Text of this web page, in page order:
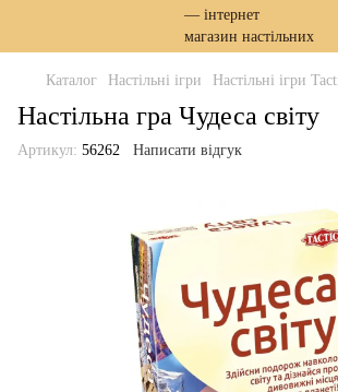
Каталог Настільні ігри Настільні ігри
Настільна гра Чудеса світу
Артикул: 56262 Написати відгук